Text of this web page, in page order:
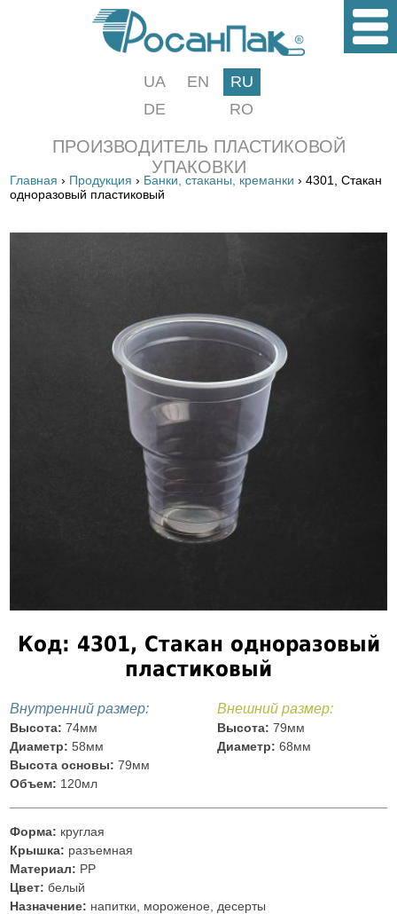
UA EN
RU
DE
RO
ПРОИЗВОДИТЕЛЬ ПЛАСТИКОВОЙ
УПАКОВКИ
Главная › Продукция › Банки, стаканы, креманки › 4301, Стакан
одноразовый пластиковый
Код: 4301, Стакан одноразовый
пластиковый
Внутренний размер:
Высота: 74мм
Диаметр: 58мм
Высота основы: 79мм
Объем: 120мл
Внешний размер:
Высота: 79мм
Диаметр: 68мм
Форма: круглая
Крышка: разъемная
Материал: PP
Цвет: белый
Назначение: напитки, мороженое, десерты